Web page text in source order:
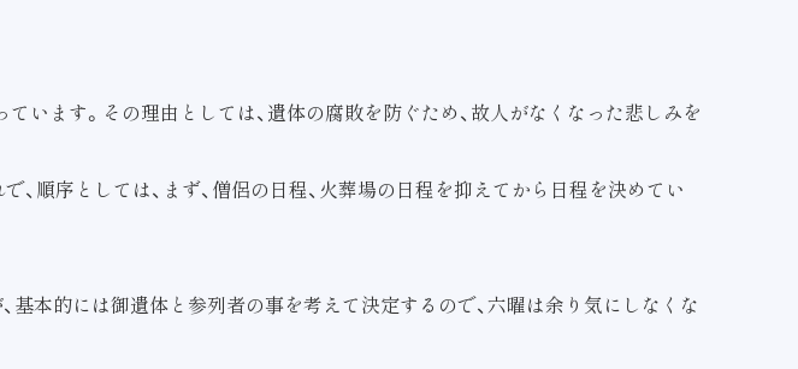
います。その理由としては、遺体の腐敗を防ぐため、故人がなくなった悲しみを
順序としては、まず、僧侶の日程、火葬場の日程を抑えてから日程を決めてい
本的には御遺体と参列者の事を考えて決定するので、六曜は余り気にしなくな